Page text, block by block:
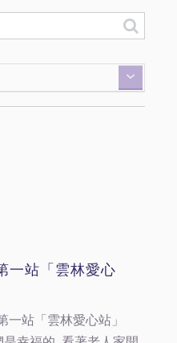
一站「雲林愛心
一站「雲林愛心站」